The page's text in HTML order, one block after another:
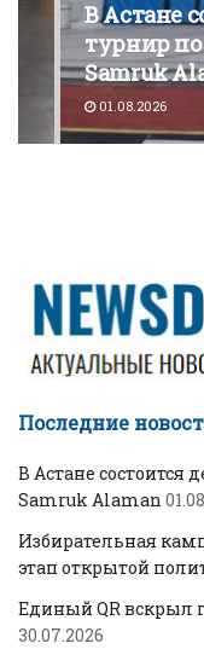
В Астане
турнир
Samruk
01.08.2026
Последние
В Астане состоится
Samruk Alaman
Избирательная
этап открытой
Единый QR вскрыл
30.07.2026